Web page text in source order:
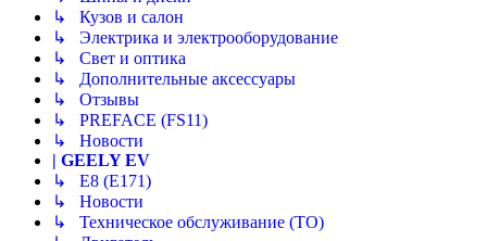
↳ Кузов и салон
↳ Электрика и электрооборудование
↳ Свет и оптика
↳ Дополнительные аксессуары
↳ Отзывы
↳ PREFACE (FS11)
↳ Новости
| GEELY EV
↳ E8 (E171)
↳ Новости
↳ Техническое обслуживание (ТО)